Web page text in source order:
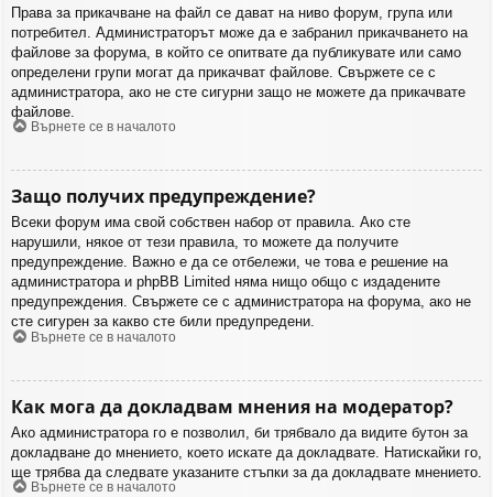
Права за прикачване на файл се дават на ниво форум, група или
потребител. Администраторът може да е забранил прикачването на
файлове за форума, в който се опитвате да публикувате или само
определени групи могат да прикачват файлове. Свържете се с
администратора, ако не сте сигурни защо не можете да прикачвате
файлове.
Върнете се в началото
Защо получих предупреждение?
Всеки форум има свой собствен набор от правила. Ако сте
нарушили, някое от тези правила, то можете да получите
предупреждение. Важно е да се отбележи, че това е решение на
администратора и phpBB Limited няма нищо общо с издадените
предупреждения. Свържете се с администратора на форума, ако не
сте сигурен за какво сте били предупредени.
Върнете се в началото
Как мога да докладвам мнения на модератор?
Ако администратора го е позволил, би трябвало да видите бутон за
докладване до мнението, което искате да докладвате. Натискайки го,
ще трябва да следвате указаните стъпки за да докладвате мнението.
Върнете се в началото